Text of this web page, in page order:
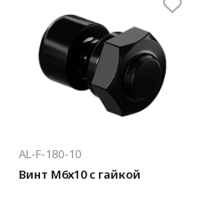
AL-F-180-10
Винт М6х10 с гайкой